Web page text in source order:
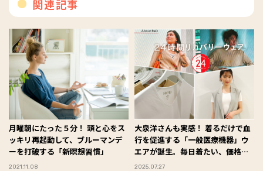
関連記事
月曜朝にたった５分！ 頭と心をス
ッキリ再起動して、ブルーマンデ
ーを打破する「新瞑想習慣」
2021.11.08
大泉洋さんも実感！ 着るだけで血
行を促進する「一般医療機器」ウ
エアが誕生。毎日着たい、価格も
デザインも“ちょうどいい”
2025.07.27